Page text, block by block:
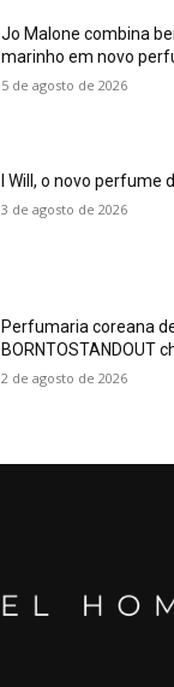
Jo Malone combina
marinho em novo
5 de agosto de 2026
I Will, o novo perfume
3 de agosto de 2026
Perfumaria coreana
BORNTOSTANDOUT
2 de agosto de 2026